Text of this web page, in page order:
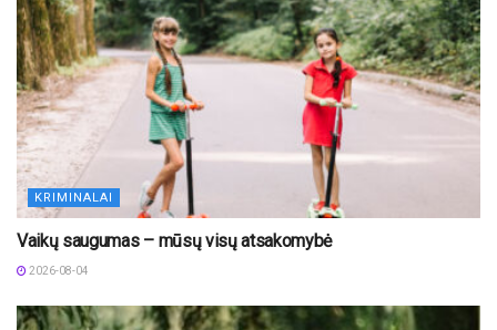
KRIMINALAI
Vaikų saugumas – mūsų visų atsakomybė
2026-08-04